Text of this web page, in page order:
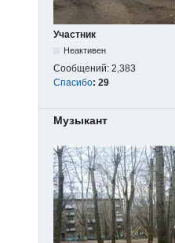
Участник
Неактивен
Сообщений: 2,383
Спасибо: 29
Музыкант